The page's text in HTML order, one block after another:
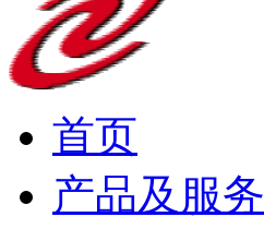
首页
产品及服务